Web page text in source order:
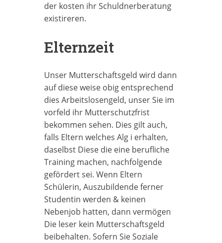
der kosten ihr Schuldnerberatung
existireren.
Elternzeit
Unser Mutterschaftsgeld wird dann
auf diese weise obig entsprechend
dies Arbeitslosengeld, unser Sie im
vorfeld ihr Mutterschutzfrist
bekommen sehen. Dies gilt auch,
falls Eltern welches Alg i erhalten,
daselbst Diese die eine berufliche
Training machen, nachfolgende
gefördert sei. Wenn Eltern
Schülerin, Auszubildende ferner
Studentin werden & keinen
Nebenjob hatten, dann vermögen
Die leser kein Mutterschaftsgeld
beibehalten. Sofern Sie Soziale